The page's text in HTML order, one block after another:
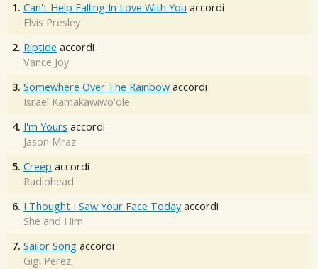
1. Can't Help Falling In Love With You accordi
Elvis Presley
2. Riptide accordi
Vance Joy
3. Somewhere Over The Rainbow accordi
Israel Kamakawiwo'ole
4. I'm Yours accordi
Jason Mraz
5. Creep accordi
Radiohead
6. I Thought I Saw Your Face Today accordi
She and Him
7. Sailor Song accordi
Gigi Perez